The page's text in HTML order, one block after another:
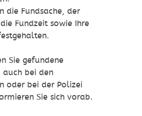
die Fundsache, der
Fundzeit sowie Ihre
Sie gefundene
auch bei den
oder bei der Polizei
Sie sich vorab.